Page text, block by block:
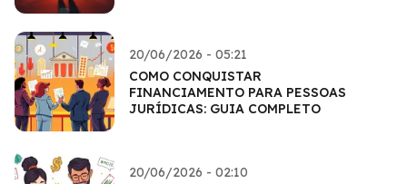
20/06/2026 - 05:21
COMO CONQUISTAR
FINANCIAMENTO PARA PESSOAS
JURÍDICAS: GUIA COMPLETO
20/06/2026 - 02:10